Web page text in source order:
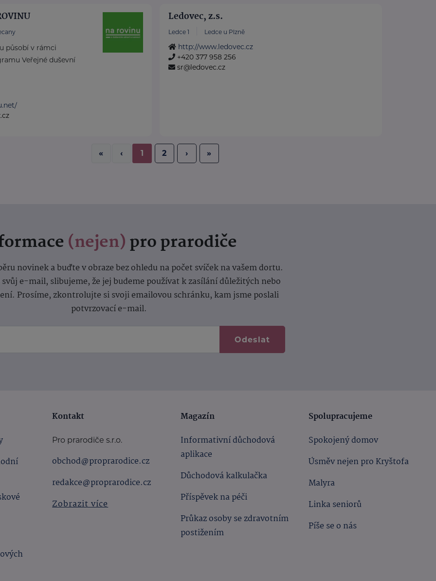
působí v rámci
Veřejné duševní
Ledovec, z.s.
Ledce 1 Ledce u Plzně
http://www.ledovec.cz
+420 377 958 256
sr@ledovec.cz
« ‹ 1 2 › »
(nejen)pro prarodiče
novinek a buďte v obraze bez ohledu na počet svíček na vašem dortu.
e-mail, slibujeme, že jej budeme používat k zasílání důležitých nebo
Prosíme, zkontrolujte si svoji emailovou schránku, kam jsme poslali
potvrzovací e-mail.
Odeslat
Kontakt
Pro prarodiče s.r.o.
obchod@proprarodice.cz
redakce@proprarodice.cz
Zobrazit více
Magazín
Informativní důchodová
aplikace
Důchodová kalkulačka
Příspěvek na péči
Průkaz osoby se zdravotním
postižením
Spolupracujeme
Spokojený domov
Úsměv nejen pro Kryštofa
Malyra
Linka seniorů
Píše se o nás